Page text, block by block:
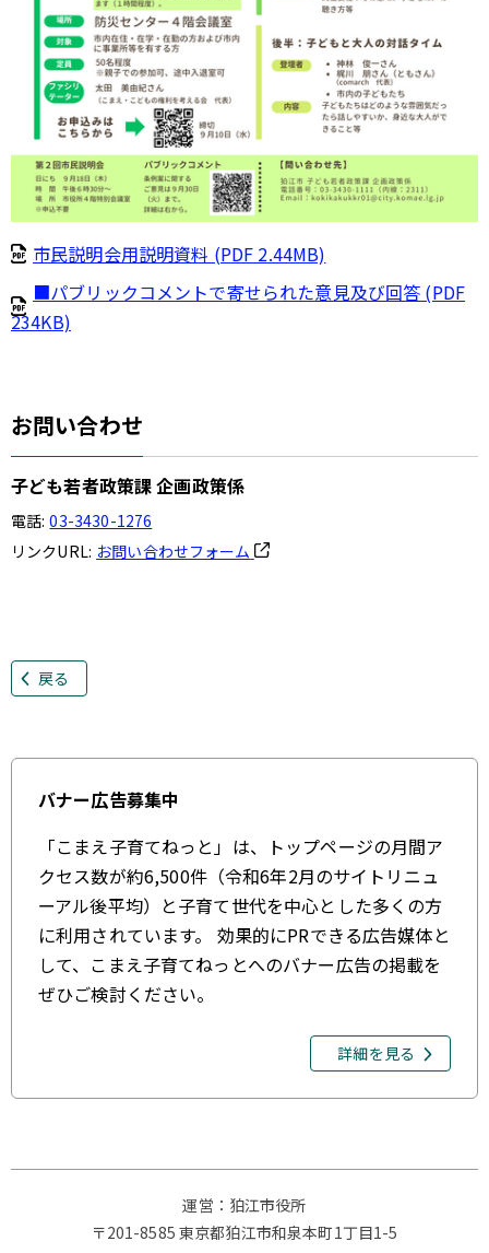
市民説明会用説明資料 (PDF 2.44MB)
■パブリックコメントで寄せられた意見及び回答 (PDF
234KB)
お問い合わせ
子ども若者政策課 企画政策係
電話: 03-3430-1276
リンクURL: お問い合わせフォーム
戻る
バナー広告募集中
「こまえ子育てねっと」は、トップページの月間ア
クセス数が約6,500件（令和6年2月のサイトリニュ
ーアル後平均）と子育て世代を中心とした多くの方
に利用されています。 効果的にPRできる広告媒体と
して、こまえ子育てねっとへのバナー広告の掲載を
ぜひご検討ください。
詳細を見る
運営：狛江市役所
〒201-8585 東京都狛江市和泉本町1丁目1-5